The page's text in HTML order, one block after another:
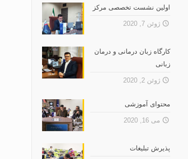
اولین نشست تخصصى مرکز
ژوئن 7, 2020
کارگاه زبان درمانی و درمان
زبانی
ژوئن 2, 2020
محتوای آموزشی
می 16, 2020
پذیرش تبلیغات